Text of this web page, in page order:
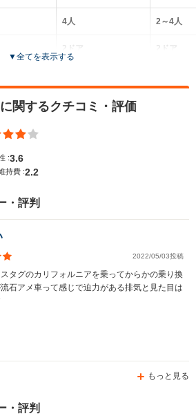
全高
-m
-m
4人
2ドア
全高
2～4人
2ドア
全
2260～
▼全てを表示する
関するクチコミ・評価
:3.6
持費 :2.2
・評判
2022/05/03投稿
タグのカリフォルニアを乗ってからかの乗り換
石アメ車って感じで迫力がある排気と見た目は
もっと見る
・評判